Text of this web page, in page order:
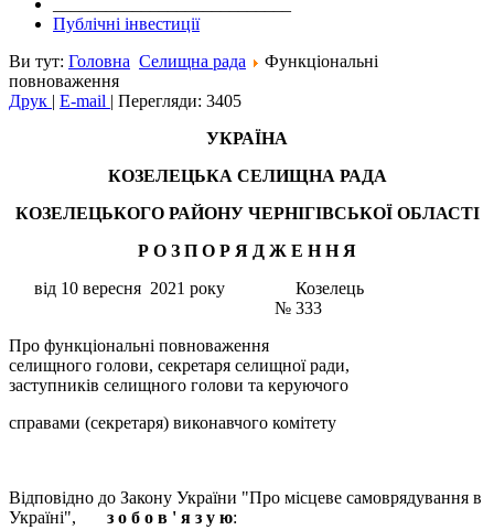
Публічні інвестиції
Ви тут: Головна Селищна рада
Функціональні
повноваження
Друк | E-mail | Перегляди: 3405
УКРАЇНА
КОЗЕЛЕЦЬКА СЕЛИЩНА РАДА
КОЗЕЛЕЦЬКОГО РАЙОНУ ЧЕРНІГІВСЬКОЇ ОБЛАСТІ
Р О З П О Р Я Д Ж Е Н Н Я
від 10 вересня 2021 року Козелець
№ 333
Про функціональні повноваження
селищного голови, секретаря селищної ради,
заступників селищного голови та керуючого
справами (секретаря) виконавчого комітету
Відповідно до Закону України "Про місцеве самоврядування в
Україні", з о б о в ' я з у ю: